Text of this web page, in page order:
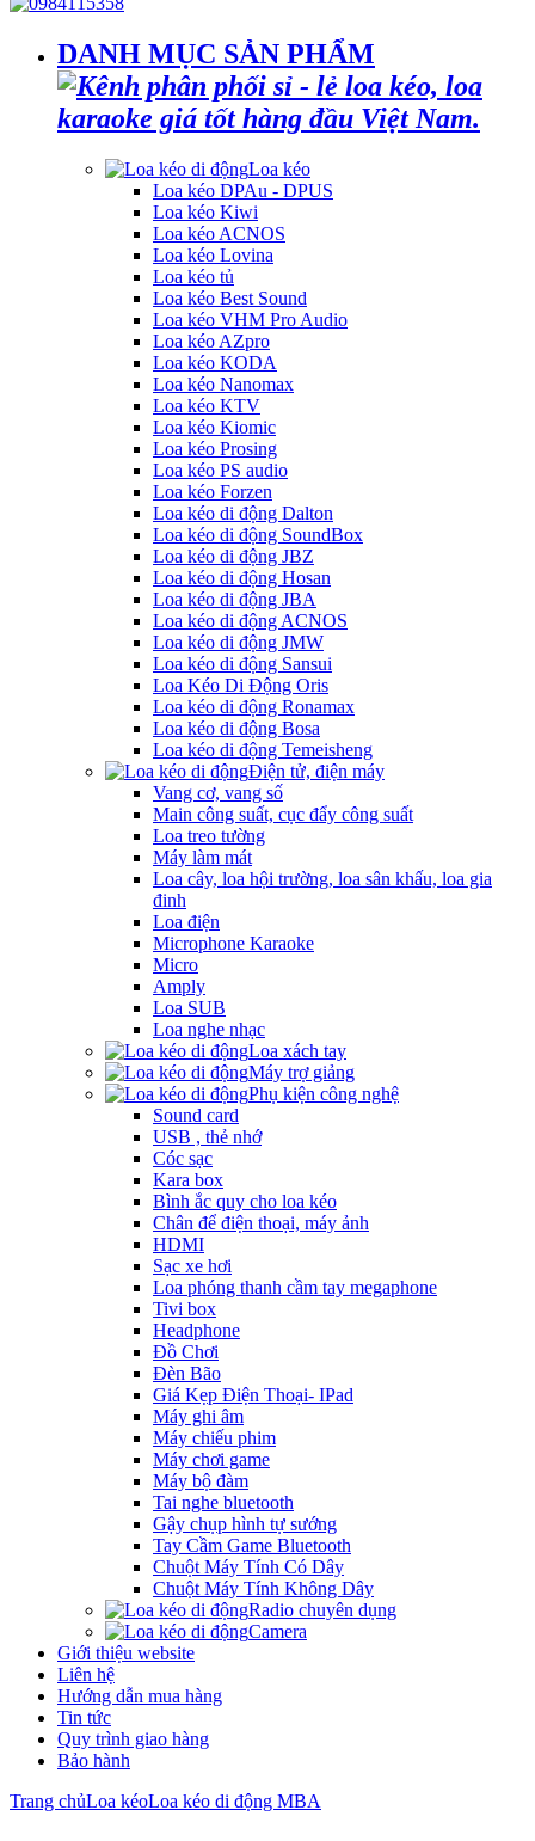
DANH MỤC SẢN PHẨM
Loa kéo
Loa kéo DPAu - DPUS
Loa kéo Kiwi
Loa kéo ACNOS
Loa kéo Lovina
Loa kéo tủ
Loa kéo Best Sound
Loa kéo VHM Pro Audio
Loa kéo AZpro
Loa kéo KODA
Loa kéo Nanomax
Loa kéo KTV
Loa kéo Kiomic
Loa kéo Prosing
Loa kéo PS audio
Loa kéo Forzen
Loa kéo di động Dalton
Loa kéo di động SoundBox
Loa kéo di động JBZ
Loa kéo di động Hosan
Loa kéo di động JBA
Loa kéo di động ACNOS
Loa kéo di động JMW
Loa kéo di động Sansui
Loa Kéo Di Động Oris
Loa kéo di động Ronamax
Loa kéo di động Bosa
Loa kéo di động Temeisheng
Điện tử, điện máy
Vang cơ, vang số
Main công suất, cục đẩy công suất
Loa treo tường
Máy làm mát
Loa cây, loa hội trường, loa sân khấu, loa gia
đinh
Loa điện
Microphone Karaoke
Micro
Amply
Loa SUB
Loa nghe nhạc
Loa xách tay
Máy trợ giảng
Phụ kiện công nghệ
Sound card
USB , thẻ nhớ
Cóc sạc
Kara box
Bình ắc quy cho loa kéo
Chân để điện thoại, máy ảnh
HDMI
Sạc xe hơi
Loa phóng thanh cầm tay megaphone
Tivi box
Headphone
Đồ Chơi
Đèn Bão
Giá Kẹp Điện Thoại- IPad
Máy ghi âm
Máy chiếu phim
Máy chơi game
Máy bộ đàm
Tai nghe bluetooth
Gậy chụp hình tự sướng
Tay Cầm Game Bluetooth
Chuột Máy Tính Có Dây
Chuột Máy Tính Không Dây
Radio chuyên dụng
Camera
Giới thiệu website
Liên hệ
Hướng dẫn mua hàng
Tin tức
Quy trình giao hàng
Bảo hành
Trang chủLoa kéoLoa kéo di động MBA